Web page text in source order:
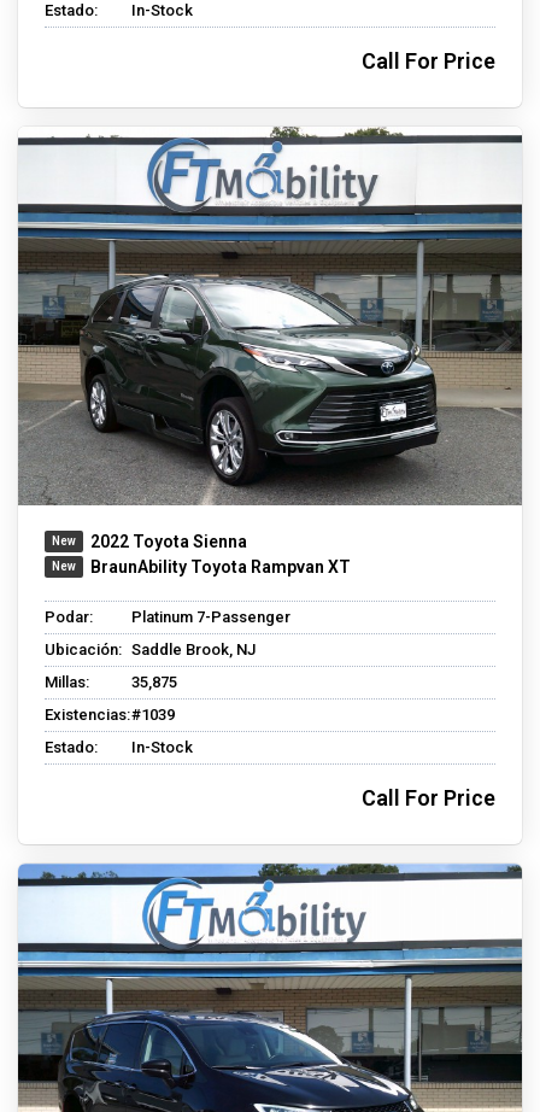
Estado:
In-Stock
Call For Price
2022 Toyota Sienna
BraunAbility Toyota Rampvan XT
Podar:
Platinum 7-Passenger
Ubicación: Saddle Brook, NJ
Millas:
35,875
Existencias:#1039
Estado:
In-Stock
Call For Price